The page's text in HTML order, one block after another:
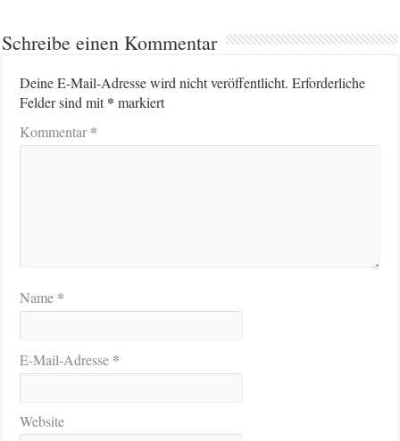
Schreibe einen Kommentar
Deine E-Mail-Adresse wird nicht veröffentlicht. Erforderliche
Felder sind mit* markiert
Kommentar*
Name *
E-Mail-Adresse *
Website